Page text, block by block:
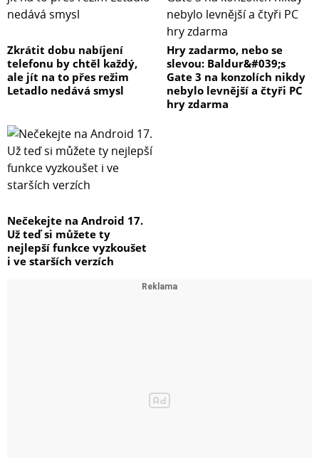
Zkrátit dobu nabíjení
telefonu by chtěl každý,
ale jít na to přes režim
Letadlo nedává smysl
Hry zadarmo, nebo se
slevou: Baldur&#039;s
Gate 3 na konzolích nikdy
nebylo levnější a čtyři PC
hry zdarma
Nečekejte na Android 17.
Už teď si můžete ty
nejlepší funkce vyzkoušet
i ve starších verzích